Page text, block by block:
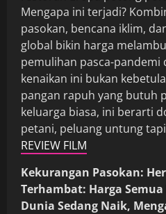
Mengapa ini terjadi?
pasokan, bencana iklim,
global bikin harga
pemulihan pasca-pandemi
kenaikan ini bukan
pangan rapuh yang butuh
keluarga biasa, ini berarti
petani, peluang untung
REVIEW FILM
Kekurangan Pasokan:
Terhambat: Harga
Dunia Sedang Naik,